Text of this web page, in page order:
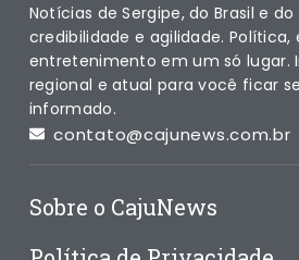
Notícias de Sergipe, do Brasil e
credibilidade e agilidade.
entretenimento em um só lugar.
regional e atual para você ficar
informado.
contato@cajunews.com.br
Sobre o CajuNews